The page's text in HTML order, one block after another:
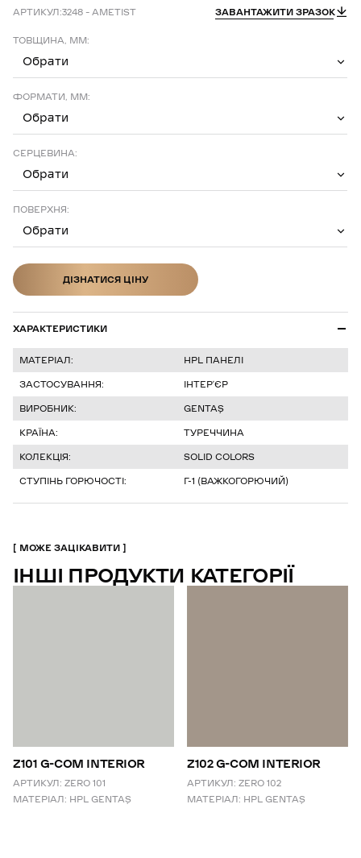
АРТИКУЛ:3248 – AMETIST ЗАВАНТАЖИТИ ЗРАЗОК
ТОВЩИНА, ММ:
Обрати
ФОРМАТИ, ММ:
Обрати
СЕРЦЕВИНА:
Обрати
ПОВЕРХНЯ:
Обрати
ДІЗНАТИСЯ ЦІНУ
ХАРАКТЕРИСТИКИ
МАТЕРІАЛ:
HPL ПАНЕЛІ
ЗАСТОСУВАННЯ:
ІНТЕР’ЄР
ВИРОБНИК:
GENTAŞ
КРАЇНА:
ТУРЕЧЧИНА
КОЛЕКЦІЯ:
SOLID COLORS
СТУПІНЬ ГОРЮЧОСТІ:
Г-1 (ВАЖКОГОРЮЧИЙ)
МОЖЕ ЗАЦІКАВИТИ
ІНШІ ПРОДУКТИ КАТЕГОРІЇ
Z101 G-COM INTERIOR
АРТИКУЛ: ZERO 101
МАТЕРІАЛ: HPL GENTAŞ
Z102 G-COM INTERIOR
АРТИКУЛ: ZERO 102
МАТЕРІАЛ: HPL GENTAŞ